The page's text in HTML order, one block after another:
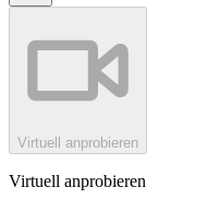
Virtuell anprobieren
Virtuell anprobieren